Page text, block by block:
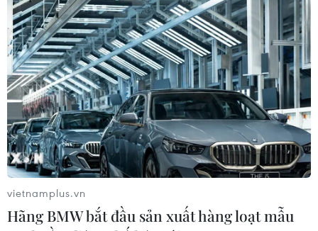
vietnamplus.vn
Hãng BMW bắt đầu sản xuất hàng loạt mẫu